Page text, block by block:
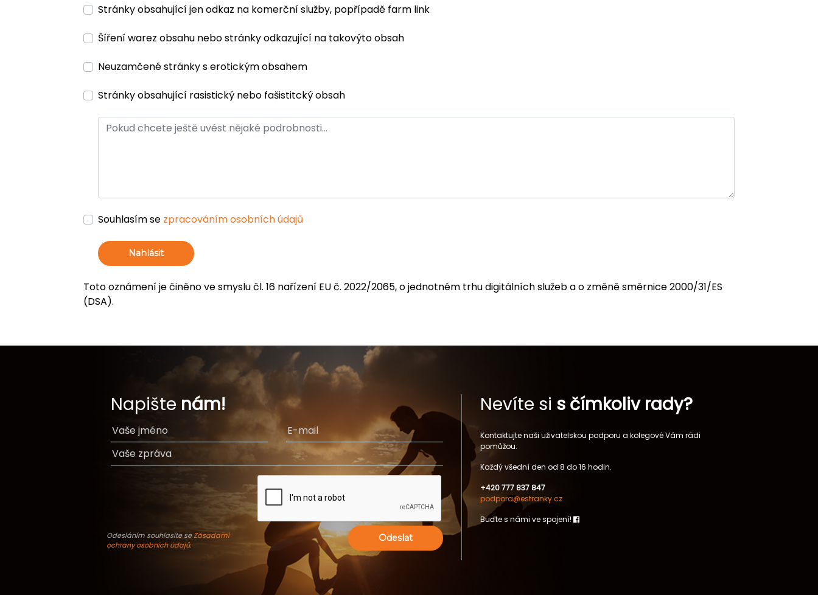
Stránky obsahující jen odkaz na komerční služby, popřípadě farm link
Šíření warez obsahu nebo stránky odkazující na takovýto obsah
Neuzamčené stránky s erotickým obsahem
Stránky obsahující rasistický nebo fašistitcký obsah
Souhlasím se zpracováním osobních údajů
Nahlásit
Toto oznámení je činěno ve smyslu čl. 16 nařízení EU č. 2022/2065, o jednotném trhu digitálních služeb a o změně směrnice 2000/31/ES
(DSA).
Napište nám!
Odesláním souhlasíte seZásadami
ochrany osobních údajů.
Odeslat
Nevíte si s čímkoliv rady?
Kontaktujte naši uživatelskou podporu a kolegové Vám rádi
pomůžou.
Každý všední den od 8 do 16 hodin.
+420 777 837 847
podpora@estranky.cz
Buďte s námi ve spojení!